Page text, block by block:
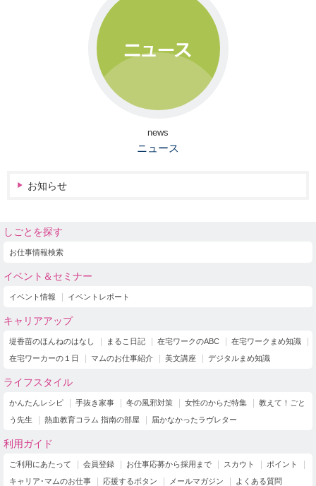
news
ニュース
お知らせ
しごとを探す
お仕事情報検索
イベント＆セミナー
イベント情報 イベントレポート
キャリアアップ
堤香苗のほんねのはなし まるこ日記 在宅ワークのABC
在宅ワークまめ知識
在宅ワーカーの１日
マムのお仕事紹介 美文講座 デジタルまめ知識
ライフスタイル
かんたんレシピ 手抜き家事 冬の風邪対策 女性のからだ特集
教えて！ごと
う先生
熱血教育コラム 指南の部屋 届かなかったラヴレター
利用ガイド
ご利用にあたって 会員登録 お仕事応募から採用まで スカウト
ポイント
キャリア･マムのお仕事
応援するボタン メールマガジン よくある質問